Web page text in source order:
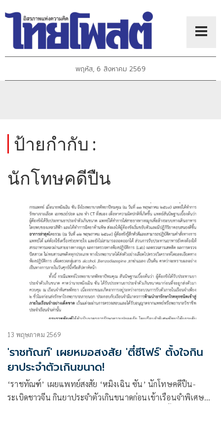
พฤหัส, 6 สิงหาคม 2569
ป้ายกำกับ :
นักโทษคดีปืน
13 พฤษภาคม 2569
'ราชทัณฑ์' เผยหมอสงสัย 'ตี๋ซีโฟร์' ตั้งใจกิน
ยาประจำตัวเกินขนาด!
‘ราชทัณฑ์’ เผยแพทย์สงสัย ‘หมิงเฉิน ซัน’ นักโทษคดีปืน-
ระเบิดชาวจีน กินยาประจำตัวเกินขนาดก่อนเข้าเรือนจำพิเศษ